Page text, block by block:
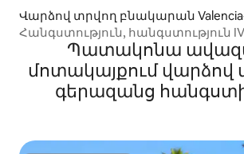
Վարձով տրվող բնակարան
Հանգստություն, հանգստություն IV
Պատակոնա
մոտակայքում վարձով
գերազանց